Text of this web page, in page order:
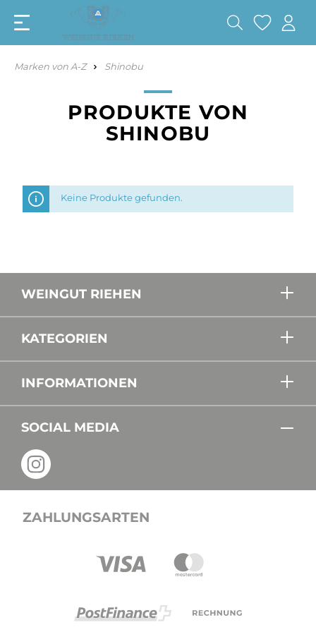
Marken von A-Z Shinobu
PRODUKTE VON
SHINOBU
Keine Produkte gefunden.
WEINGUT RIEHEN
KATEGORIEN
INFORMATIONEN
SOCIAL MEDIA
ZAHLUNGSARTEN